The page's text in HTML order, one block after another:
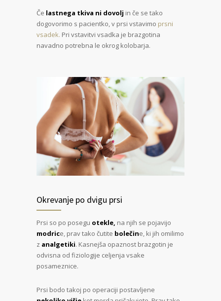
Če lastnega tkiva ni dovolj in če se tako
dogovorimo s pacientko, v prsi vstavimo prsni
vsadek. Pri vstavitvi vsadka je brazgotina
navadno potrebna le okrog kolobarja.
Okrevanje po dvigu prsi
Prsi so po posegu otekle, na njih se pojavijo
modrice, prav tako čutite bolečine, ki jih omilimo
z analgetiki. Kasnejša opaznost brazgotin je
odvisna od fiziologije celjenja vsake
posameznice.
Prsi bodo takoj po operaciji postavljene